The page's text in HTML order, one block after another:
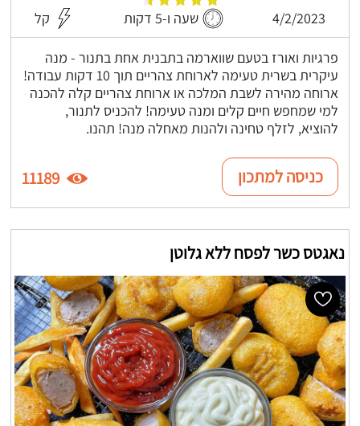
4/2/2023 שעה ו-5 דקות קל
פרגיות ואורז בטעם שווארמה בתבנית אחת בתנור - מנה
עיקרית בשרית טעימה לארוחת צהריים תוך 10 דקות עבודה!
ארוחה מהירה לשבת המלכה או ארוחת צהריים קלה להכנה
למי שמחפש חיים קלים ומנה טעימה! להכניס לתנור,
להוציא, לזלף טחינה ולהנות מאחלה מנה! תהנו.
כניסה למתכון 11189
נאגטס כשר לפסח ללא גלוטן